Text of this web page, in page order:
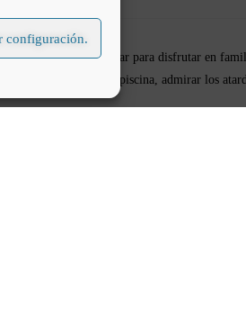
configuración.
¿Buscas un lugar para disfrutar en
baño en nuestra piscina, admirar los